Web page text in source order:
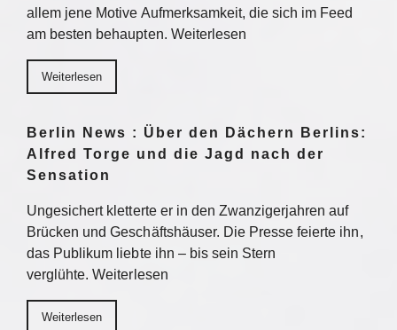
allem jene Motive Aufmerksamkeit, die sich im Feed
am besten behaupten. Weiterlesen
Weiterlesen
Berlin News : Über den Dächern Berlins:
Alfred Torge und die Jagd nach der
Sensation
Ungesichert kletterte er in den Zwanzigerjahren auf
Brücken und Geschäftshäuser. Die Presse feierte ihn,
das Publikum liebte ihn – bis sein Stern
verglühte. Weiterlesen
Weiterlesen